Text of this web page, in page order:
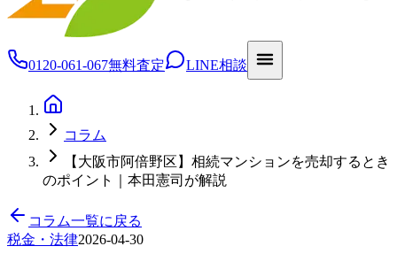
0120-061-067無料査定 LINE相談
コラム
【大阪市阿倍野区】相続マンションを売却するとき
のポイント｜本田憲司が解説
コラム一覧に戻る
税金・法律2026-04-30